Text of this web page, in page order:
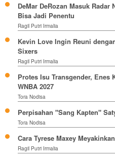
DeMar DeRozan Masuk
Bisa Jadi Penentu
Ragil Putri Irmalia
Kevin Love Ingin Reuni
Sixers
Ragil Putri Irmalia
Protes Isu Transgender, Enes
WNBA 2027
Tora Nodisa
Perpisahan "Sang Kapten"
Tora Nodisa
Cara Tyrese Maxey
Ragil Putri Irmalia